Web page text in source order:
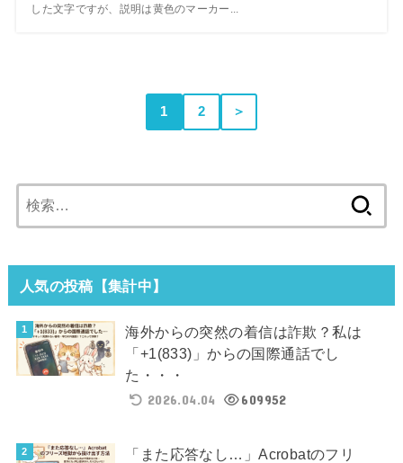
した文字ですが、説明は黄色のマーカー...
1 2 ＞
索:
人気の投稿【集計中】
海外からの突然の着信は詐欺？私は
「+1(833)」からの国際通話でし
た・・・
2026.04.04
609952
「また応答なし…」Acrobatのフリ